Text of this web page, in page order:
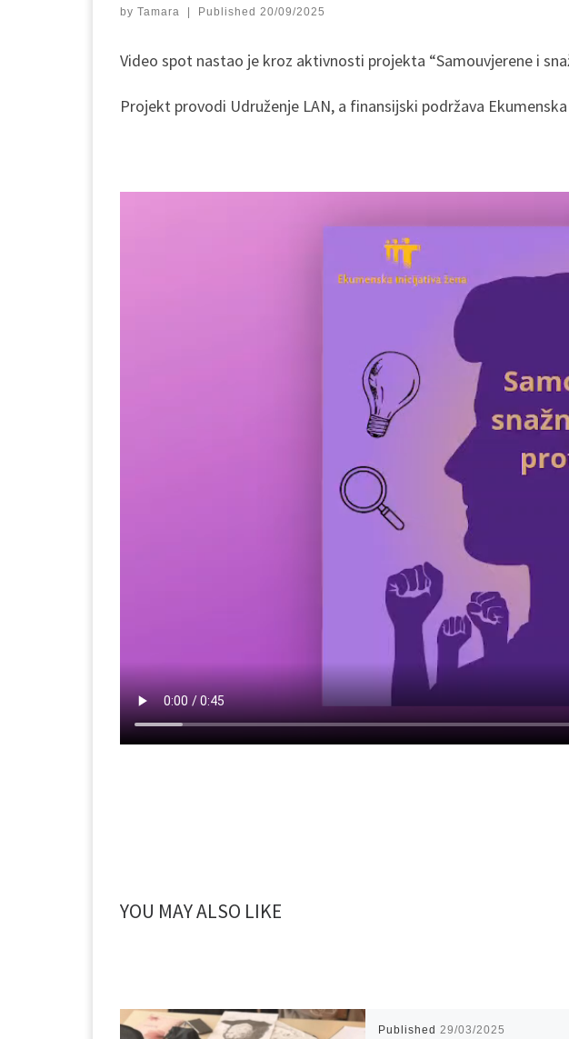
by Tamara Published 20/09/2025
Video spot nastao je kroz aktivnosti projekta “Samouvjerene i
Projekt provodi Udruženje LAN, a finansijski podržava
YOU MAY ALSO LIKE
Published29/03/2025